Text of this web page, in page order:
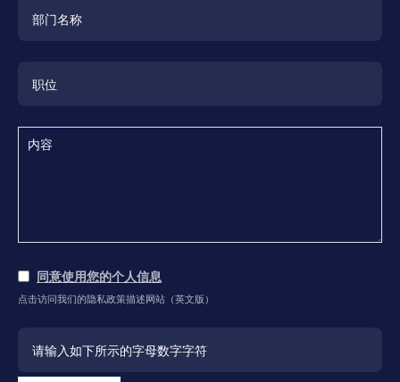
同意使用您的个人信息
点击访问我们的隐私政策描述网站（英文版）